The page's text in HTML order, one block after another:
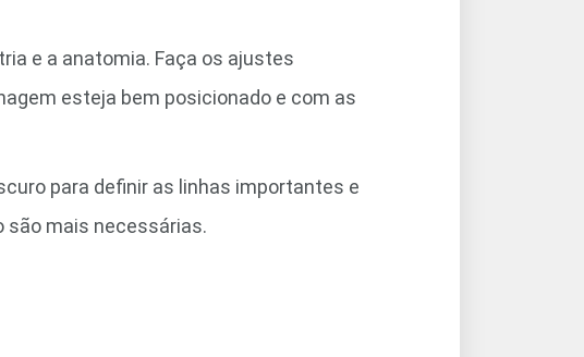
e a anatomia. Faça os ajustes
esteja bem posicionado e com as
para definir as linhas importantes e
são mais necessárias.